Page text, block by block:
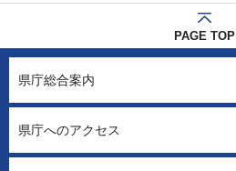
PAGE TOP
県庁総合案内
県庁へのアクセス